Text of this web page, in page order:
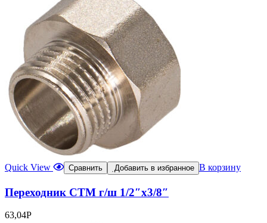
Quick View Сравнить Добавить в избранное В корзину
Переходник СТМ г/ш 1/2″х3/8″
63,04Р